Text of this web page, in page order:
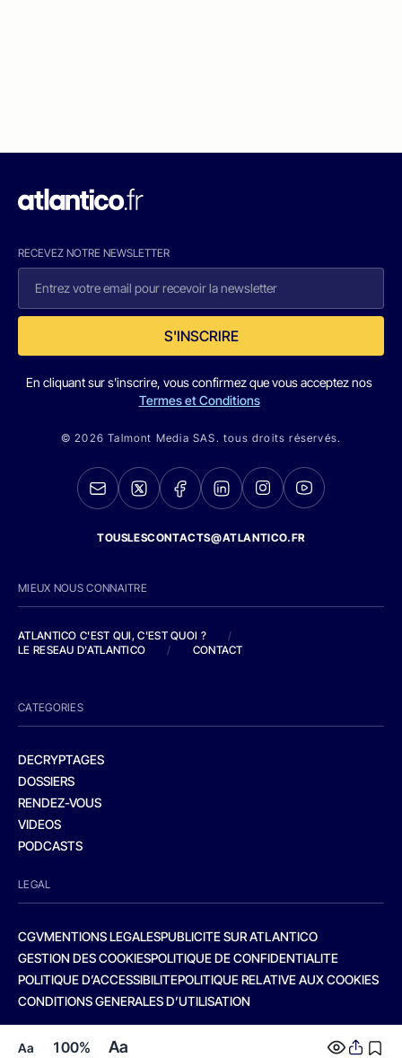
Aa 100% Aa
RECEVEZ NOTRE NEWSLETTER
S'INSCRIRE
En cliquant sur s'inscrire, vous confirmez que vous acceptez nos
Termes et Conditions
© 2026 Talmont Media SAS. tous droits réservés.
TOUSLESCONTACTS@ATLANTICO.FR
MIEUX NOUS CONNAITRE
ATLANTICO C'EST QUI, C'EST QUOI ?
/
LE RESEAU D'ATLANTICO
/ CONTACT
CATEGORIES
DECRYPTAGES
DOSSIERS
RENDEZ-VOUS
VIDEOS
PODCASTS
LEGAL
CGVMENTIONS LEGALESPUBLICITE SUR ATLANTICO
GESTION DES COOKIESPOLITIQUE DE CONFIDENTIALITE
POLITIQUE D’ACCESSIBILITEPOLITIQUE RELATIVE AUX COOKIES
CONDITIONS GENERALES D’UTILISATION